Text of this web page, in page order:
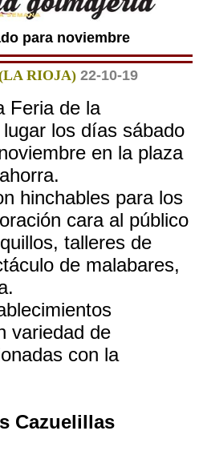
para noviembre
RIOJA) 22-10-19
Feria de la
los días sábado
en la plaza
hinchables para los
cara al público
talleres de
de malabares,
variedad de
con la
Cazuelillas